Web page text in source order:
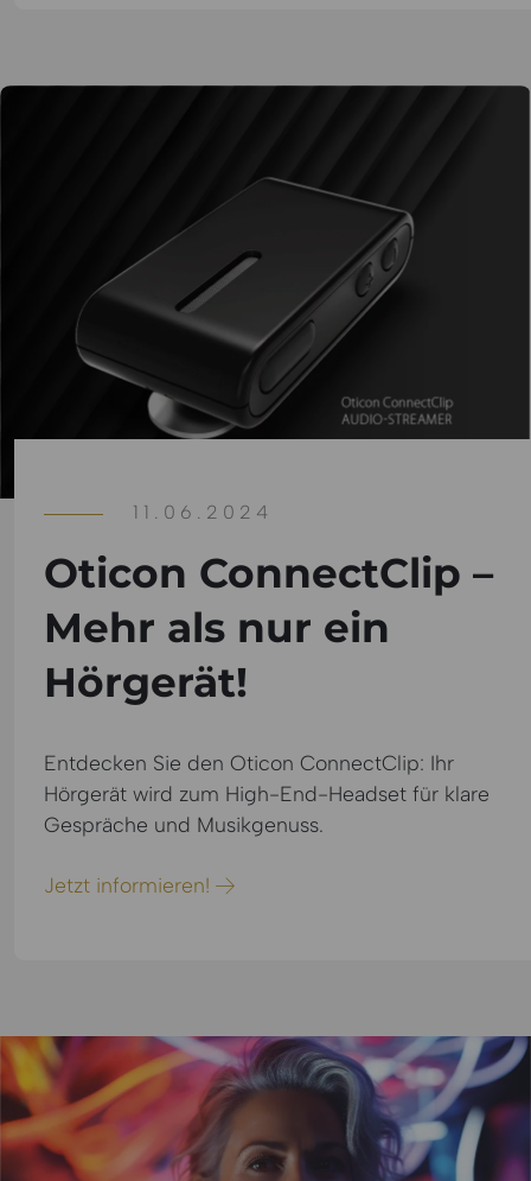
11.06.2024
Oticon ConnectClip –
Mehr als nur ein
Hörgerät!
Entdecken Sie den Oticon ConnectClip: Ihr
Hörgerät wird zum High-End-Headset für klare
Gespräche und Musikgenuss.
Jetzt informieren!